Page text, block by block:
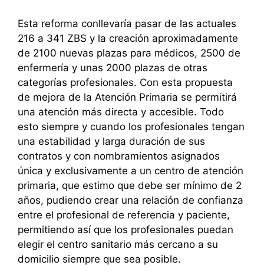
Esta reforma conllevaría pasar de las actuales
216 a 341 ZBS y la creación aproximadamente
de 2100 nuevas plazas para médicos, 2500 de
enfermería y unas 2000 plazas de otras
categorías profesionales. Con esta propuesta
de mejora de la Atención Primaria se permitirá
una atención más directa y accesible. Todo
esto siempre y cuando los profesionales tengan
una estabilidad y larga duración de sus
contratos y con nombramientos asignados
única y exclusivamente a un centro de atención
primaria, que estimo que debe ser mínimo de 2
años, pudiendo crear una relación de confianza
entre el profesional de referencia y paciente,
permitiendo así que los profesionales puedan
elegir el centro sanitario más cercano a su
domicilio siempre que sea posible.